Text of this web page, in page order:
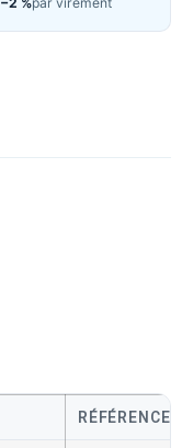
RÉFÉRENCE